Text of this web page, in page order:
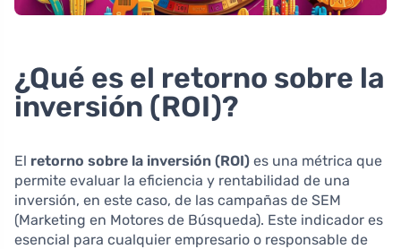
¿Qué es el retorno sobre la
inversión (ROI)?
El retorno sobre la inversión (ROI) es una métrica que
permite evaluar la eficiencia y rentabilidad de una
inversión, en este caso, de las campañas de SEM
(Marketing en Motores de Búsqueda). Este indicador es
esencial para cualquier empresario o responsable de